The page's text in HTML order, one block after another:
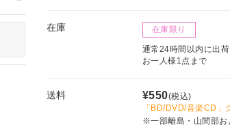
在庫 在庫限り
通常24時間以内に出荷
お一人様1点まで
送料 ¥550(税込)
「BD/DVD/音楽CD
※一部離島・山間部お